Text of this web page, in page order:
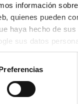
información
quienes pueden
sus datos